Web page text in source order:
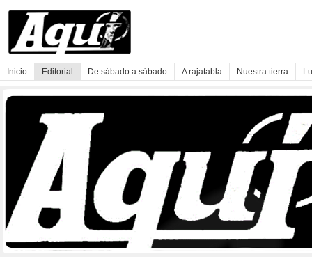
Inicio Editorial De sábado a sábado A rajatabla Nuestra tierra